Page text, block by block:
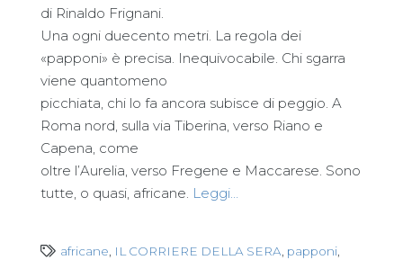
di Rinaldo Frignani.
Una ogni duecento metri. La regola dei
«papponi» è precisa. Inequivocabile. Chi sgarra
viene quantomeno
picchiata, chi lo fa ancora subisce di peggio. A
Roma nord, sulla via Tiberina, verso Riano e
Capena, come
oltre l’Aurelia, verso Fregene e Maccarese. Sono
tutte, o quasi, africane. Leggi…
africane, IL CORRIERE DELLA SERA, papponi,